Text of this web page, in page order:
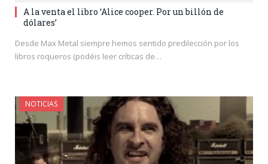
A la venta el libro ‘Alice cooper. Por un billón de
dólares’
Desde Max Metal siempre hemos sentido predilección por los
libros roqueros (podéis leer críticas de…
NOTICIAS